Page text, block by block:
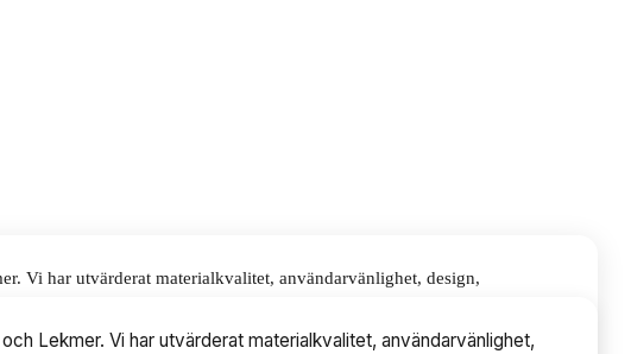
Vi har utvärderat materialkvalitet, användarvänlighet, design,
Lekmer. Vi har utvärderat materialkvalitet, användarvänlighet,